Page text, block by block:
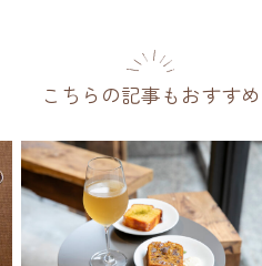
こちらの記事もおすすめ